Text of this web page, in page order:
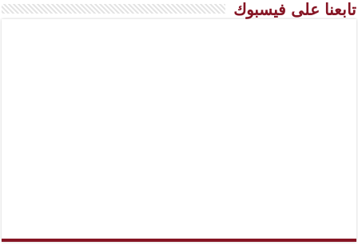
تابعنا على فيسبوك